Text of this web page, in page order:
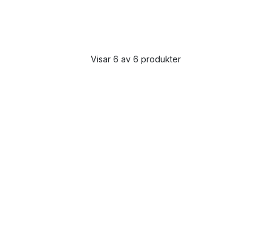
Visar 6 av 6 produkter